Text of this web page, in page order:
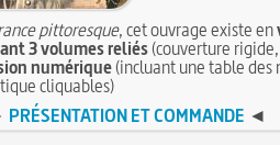
pittoresque, cet ouvrage existe en
3 volumes reliés(couverture
numérique(incluant une table des
cliquables)
PRÉSENTATION ET COMMANDE ◄